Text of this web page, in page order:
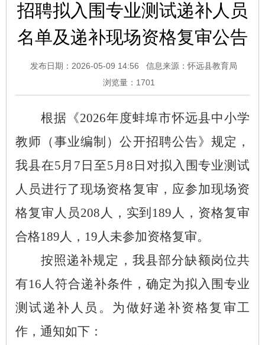
招聘拟入围专业测试递补人员
名单及递补现场资格复审公告
发布日期：2026-05-09 14:56
信息来源：怀远县教育局
浏览量： 1701
根据《2026年度蚌埠市怀远县中小学
教师（事业编制）公开招聘公告》规定，
我县在5月 7 日 至5 月8 日对拟入围专业测试
人员进行了现场资格复审，应参加现场资
格复审人员208 人，实到 189 人，资格复审
合格189人， 19人未参加资格复审。
按照递补规定，我县部分缺额岗位共
有16 人符合递补条件，确定为拟入围专业
测试递补人员。为做好递补资格复审工
作，通知如下：